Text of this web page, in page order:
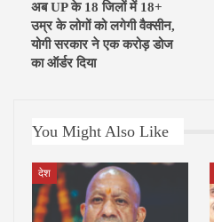
अब UP के 18 जिलों में 18+
उम्र के लोगों को लगेगी वैक्सीन,
योगी सरकार ने एक करोड़ डोज
का ऑर्डर दिया
You Might Also Like
देश